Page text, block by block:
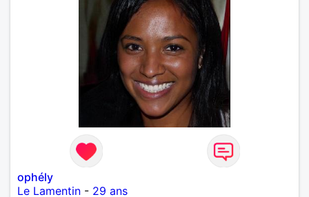
ophély
Le Lamentin - 29 ans